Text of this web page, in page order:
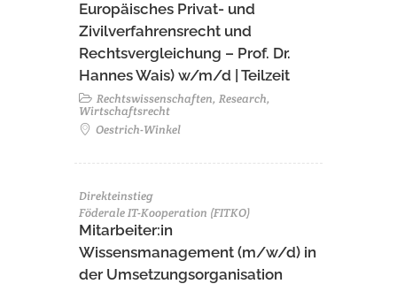
Europäisches Privat- und
Zivilverfahrensrecht und
Rechtsvergleichung – Prof. Dr.
Hannes Wais) w/m/d | Teilzeit
Rechtswissenschaften, Research,
Wirtschaftsrecht
Oestrich-Winkel
Direkteinstieg
Föderale IT-Kooperation (FITKO)
Mitarbeiter:in
Wissensmanagement (m/w/d) in
der Umsetzungsorganisation